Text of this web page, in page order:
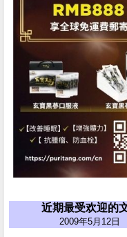
近期最受欢迎的
2009年5月12日